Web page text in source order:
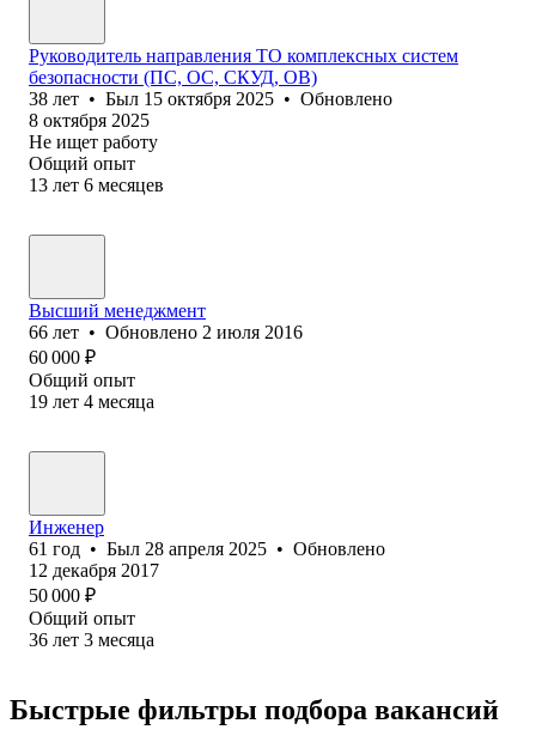
Руководитель направления ТО комплексных систем
безопасности (ПС, ОС, СКУД, ОВ)
38 лет • Был 15 октября 2025 • Обновлено
8 октября 2025
Не ищет работу
Общий опыт
13 лет 6 месяцев
Высший менеджмент
66 лет • Обновлено 2 июля 2016
60 000 ₽
Общий опыт
19 лет 4 месяца
Инженер
61 год • Был 28 апреля 2025 • Обновлено
12 декабря 2017
50 000 ₽
Общий опыт
36 лет 3 месяца
Быстрые фильтры подбора вакансий